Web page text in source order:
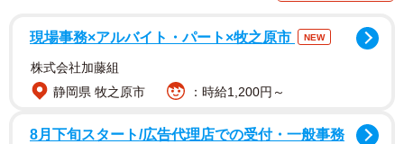
現場事務×アルバイト・パート×牧之原市 NEW
株式会社加藤組
静岡県 牧之原市
：時給1,200円～
8月下旬スタート/広告代理店での受付・一般事務